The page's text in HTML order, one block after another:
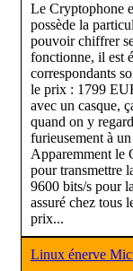
Le Cryptophone
possède la
pouvoir chiffrer
fonctionne, il est
correspondants
le prix : 1799
avec un casque,
quand on y
furieusement à
Apparemment le
pour transmettre
9600 bits/s pour
assuré chez tous
prix...
Linux énerve